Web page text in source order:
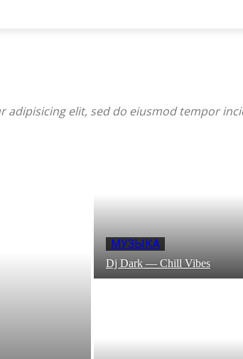
elit, sed do eiusmod tempor
МУЗЫКА
Dj Dark — Chill Vibes